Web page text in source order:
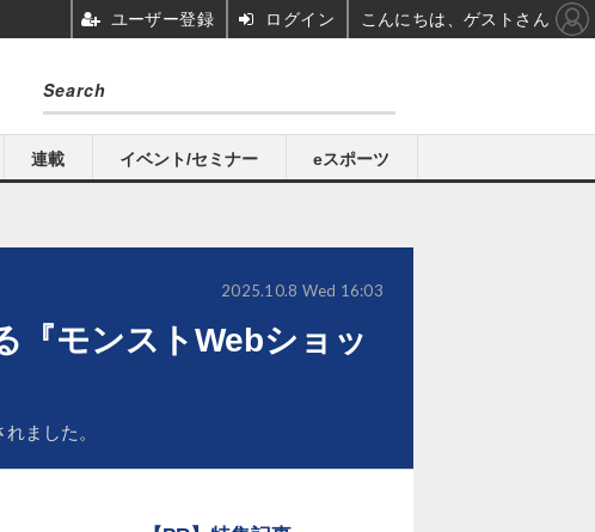
連載 イベント/セミナー eスポーツ
『モンストWebショッ
ました。
2025.10.8 Wed 16:03
ユーザー登録 ログイン こんにちは、ゲストさん